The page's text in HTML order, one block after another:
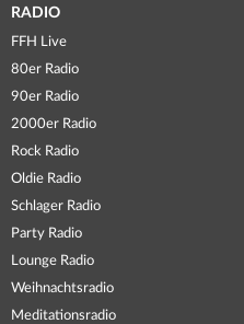
RADIO
FFH Live
80er Radio
90er Radio
2000er Radio
Rock Radio
Oldie Radio
Schlager Radio
Party Radio
Lounge Radio
Weihnachtsradio
Meditationsradio